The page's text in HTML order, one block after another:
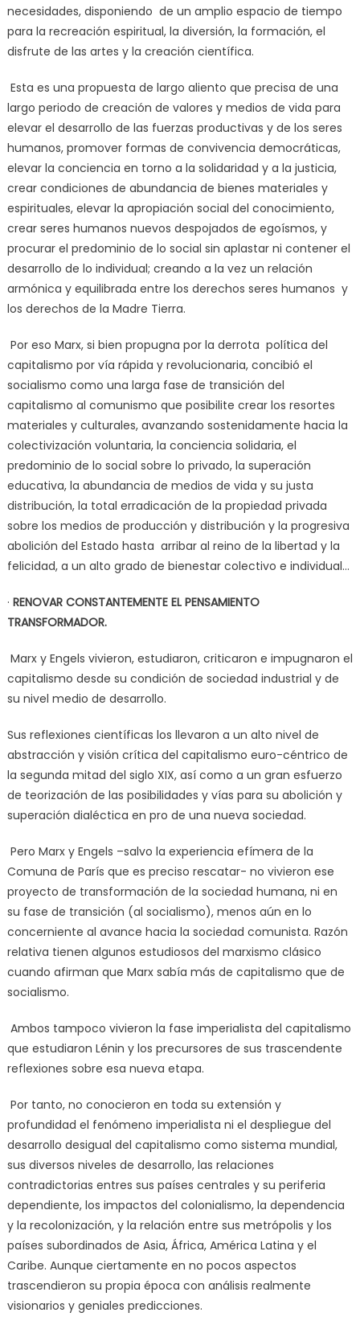
necesidades, disponiendo de un amplio espacio de tiempo
para la recreación espiritual, la diversión, la formación, el
disfrute de las artes y la creación científica.
Esta es una propuesta de largo aliento que precisa de una
largo periodo de creación de valores y medios de vida para
elevar el desarrollo de las fuerzas productivas y de los seres
humanos, promover formas de convivencia democráticas,
elevar la conciencia en torno a la solidaridad y a la justicia,
crear condiciones de abundancia de bienes materiales y
espirituales, elevar la apropiación social del conocimiento,
crear seres humanos nuevos despojados de egoísmos, y
procurar el predominio de lo social sin aplastar ni contener el
desarrollo de lo individual; creando a la vez un relación
armónica y equilibrada entre los derechos seres humanos y
los derechos de la Madre Tierra.
Por eso Marx, si bien propugna por la derrota política del
capitalismo por vía rápida y revolucionaria, concibió el
socialismo como una larga fase de transición del
capitalismo al comunismo que posibilite crear los resortes
materiales y culturales, avanzando sostenidamente hacia la
colectivización voluntaria, la conciencia solidaria, el
predominio de lo social sobre lo privado, la superación
educativa, la abundancia de medios de vida y su justa
distribución, la total erradicación de la propiedad privada
sobre los medios de producción y distribución y la progresiva
abolición del Estado hasta arribar al reino de la libertad y la
felicidad, a un alto grado de bienestar colectivo e individual…
· RENOVAR CONSTANTEMENTE EL PENSAMIENTO
TRANSFORMADOR.
Marx y Engels vivieron, estudiaron, criticaron e impugnaron el
capitalismo desde su condición de sociedad industrial y de
su nivel medio de desarrollo.
Sus reflexiones científicas los llevaron a un alto nivel de
abstracción y visión crítica del capitalismo euro-céntrico de
la segunda mitad del siglo XIX, así como a un gran esfuerzo
de teorización de las posibilidades y vías para su abolición y
superación dialéctica en pro de una nueva sociedad.
Pero Marx y Engels –salvo la experiencia efímera de la
Comuna de París que es preciso rescatar- no vivieron ese
proyecto de transformación de la sociedad humana, ni en
su fase de transición (al socialismo), menos aún en lo
concerniente al avance hacia la sociedad comunista. Razón
relativa tienen algunos estudiosos del marxismo clásico
cuando afirman que Marx sabía más de capitalismo que de
socialismo.
Ambos tampoco vivieron la fase imperialista del capitalismo
que estudiaron Lénin y los precursores de sus trascendente
reflexiones sobre esa nueva etapa.
Por tanto, no conocieron en toda su extensión y
profundidad el fenómeno imperialista ni el despliegue del
desarrollo desigual del capitalismo como sistema mundial,
sus diversos niveles de desarrollo, las relaciones
contradictorias entres sus países centrales y su periferia
dependiente, los impactos del colonialismo, la dependencia
y la recolonización, y la relación entre sus metrópolis y los
países subordinados de Asia, África, América Latina y el
Caribe. Aunque ciertamente en no pocos aspectos
trascendieron su propia época con análisis realmente
visionarios y geniales predicciones.